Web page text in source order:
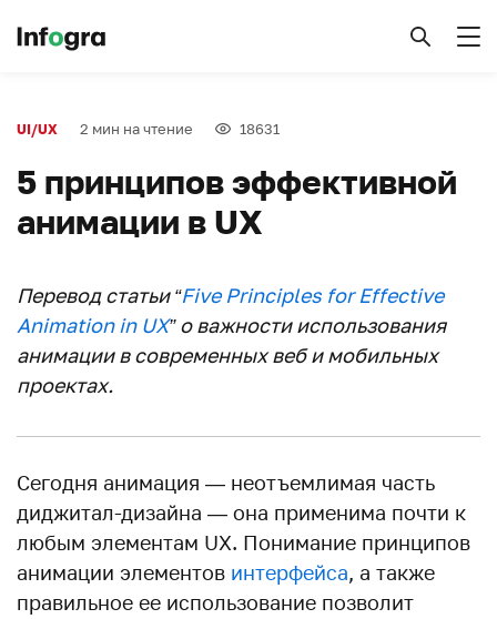
UI/UX 2 мин на чтение 18631
5 принципов эффективной
анимации в UX
Перевод статьи “Five Principles for Effective
Animation in UX” о важности использования
анимации в современных веб и мобильных
проектах.
Сегодня анимация — неотъемлимая часть
диджитал-дизайна — она применима почти к
любым элементам UX. Понимание принципов
анимации элементов интерфейса, а также
правильное ее использование позволит